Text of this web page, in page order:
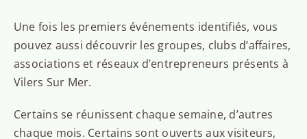
Une fois les premiers événements identifiés, vous
pouvez aussi découvrir les groupes, clubs d’affaires,
associations et réseaux d’entrepreneurs présents à
Vilers Sur Mer.
Certains se réunissent chaque semaine, d’autres
chaque mois. Certains sont ouverts aux visiteurs,